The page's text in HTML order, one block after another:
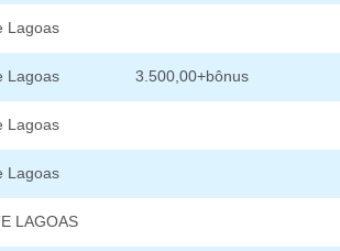
Lagoas
Lagoas 3.500,00+bônus
Lagoas
Lagoas
LAGOAS